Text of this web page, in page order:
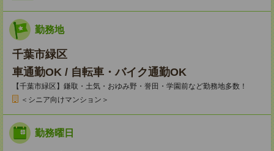
勤務地
千葉市緑区
車通勤OK / 自転車・バイク通勤OK
【千葉市緑区】鎌取・土気・おゆみ野・誉田・学園前など勤務地多数！
＜シニア向けマンション＞
勤務曜日